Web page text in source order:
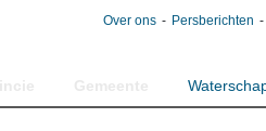
Over ons Persberichten